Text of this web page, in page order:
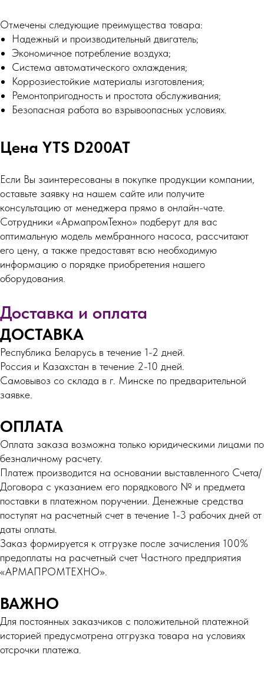
Отмечены следующие преимущества товара:
Надежный и производительный двигатель;
Экономичное потребление воздуха;
Система автоматического охлаждения;
Коррозиестойкие материалы изготовления;
Ремонтопригодность и простота обслуживания;
Безопасная работа во взрывоопасных условиях.
Цена YTS D200AT
Если Вы заинтересованы в покупке продукции компании,
оставьте заявку на нашем сайте или получите
консультацию от менеджера прямо в онлайн-чате.
Сотрудники «АрмапромТехно» подберут для вас
оптимальную модель мембранного насоса, рассчитают
его цену, а также предоставят всю необходимую
информацию о порядке приобретения нашего
оборудования.
Доставка и оплата
ДОСТАВКА
Республика Беларусь в течение 1-2 дней.
Россия и Казахстан в течение 2-10 дней.
Самовывоз со склада в г. Минске по предварительной
заявке.
ОПЛАТА
Оплата заказа возможна только юридическими лицами по
безналичному расчету.
Платеж производится на основании выставленного Счета/
Договора с указанием его порядкового № и предмета
поставки в платежном поручении. Денежные средства
поступят на расчетный счет в течение 1-3 рабочих дней от
даты оплаты.
Заказ формируется к отгрузке после зачисления 100%
предоплаты на расчетный счет Частного предприятия
«АРМАПРОМТЕХНО».
ВАЖНО
Для постоянных заказчиков с положительной платежной
историей предусмотрена отгрузка товара на условиях
отсрочки платежа.